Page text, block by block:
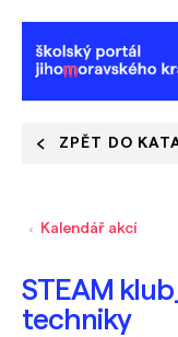
ZPĚT DO
Kalendář akcí
STEAM
techniky